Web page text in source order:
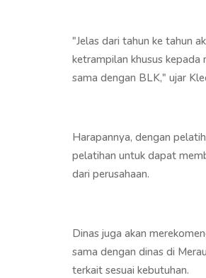
"Jelas dari tahun ke tahun
ketrampilan khusus kepada
sama dengan BLK," ujar
Harapannya, dengan
pelatihan untuk dapat
dari perusahaan.
Dinas juga akan
sama dengan dinas di
terkait sesuai kebutuhan.